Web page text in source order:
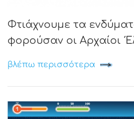
Φτιάχνουμε τα
φορούσαν οι Αρχαίοι
βλέπω περισσότερα